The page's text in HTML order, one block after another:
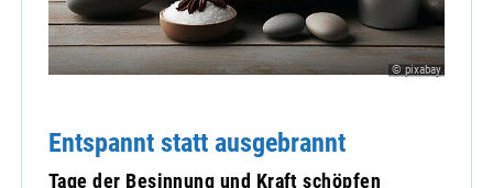
© pixabay
Entspannt statt ausgebrannt
Tage der Besinnung und Kraft schöpfen